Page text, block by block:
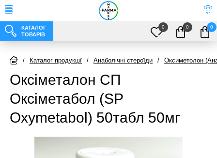
КАТАЛОГ
ТОВАРІВ
0 0 0
/ Каталог продукції / Анаболічні стероїди / Оксиметолон
Оксіметалон СП
Оксіметабол (SP
Oxymetabol) 50табл 50мг